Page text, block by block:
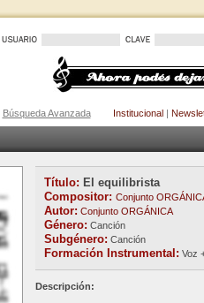
Búsqueda Avanzada Institucional|
Título: El equilibrista
Compositor: Conjunto
Autor: Conjunto ORGÁNICA
Género: Canción
Subgénero: Canción
Formación Instrumental: Voz
Descripción: